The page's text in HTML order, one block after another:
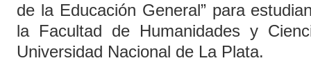
de la Educación General” para
la Facultad de Humanidades y
Universidad Nacional de La Plata.